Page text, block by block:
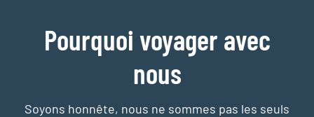
Pourquoi voyager avec
nous
Soyons honnête, nous ne sommes pas les seuls